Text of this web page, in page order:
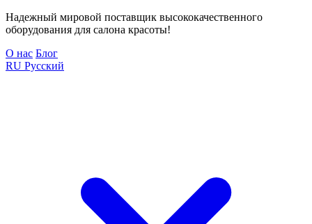
Надежный мировой поставщик высококачественного
оборудования для салона красоты!
О нас Блог
RU Русский